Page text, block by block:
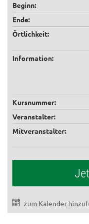
Beginn:
Ende:
Örtlichkeit:
Information:
Kursnummer:
Veranstalter:
Mitveranstalter:
zum Kalender